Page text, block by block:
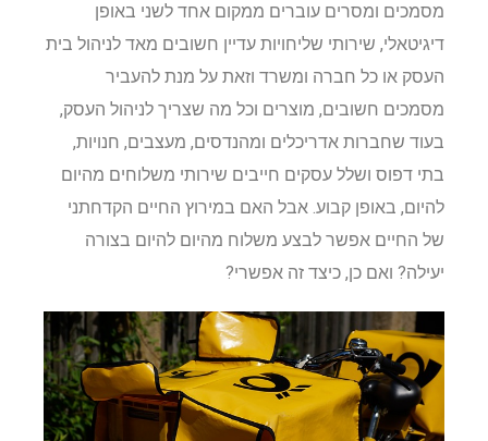
מסמכים ומסרים עוברים ממקום אחד לשני באופן
דיגיטאלי, שירותי שליחויות עדיין חשובים מאד לניהול בית
העסק או כל חברה ומשרד וזאת על מנת להעביר
מסמכים חשובים, מוצרים וכל מה שצריך לניהול העסק,
בעוד שחברות אדריכלים ומהנדסים, מעצבים, חנויות,
בתי דפוס ושלל עסקים חייבים שירותי משלוחים מהיום
להיום, באופן קבוע. אבל האם במירוץ החיים הקדחתני
של החיים אפשר לבצע משלוח מהיום להיום בצורה
יעילה? ואם כן, כיצד זה אפשרי?